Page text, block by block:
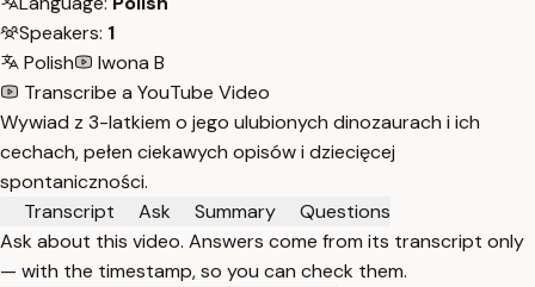
Speakers: 1
Polish
Iwona B
Transcribe a YouTube Video
Wywiad z 3-latkiem o jego ulubionych dinozaurach i ich
cechach, pełen ciekawych opisów i dziecięcej
spontaniczności.
Transcript
Ask Summary
Questions
Ask about this video. Answers come from its transcript only
— with the timestamp, so you can check them.